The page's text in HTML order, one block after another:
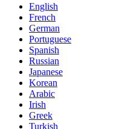
English
French
German
Portuguese
Spanish
Russian
Japanese
Korean
Arabic
Irish
Greek
Turkish